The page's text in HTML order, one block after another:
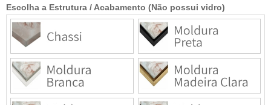
Escolha a Estrutura / Acabamento (Não possui vidro)